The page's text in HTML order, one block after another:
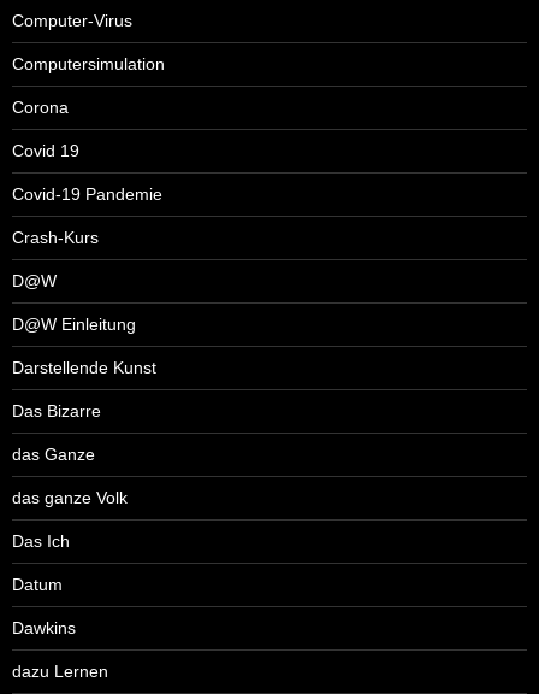
Computer-Virus
Computersimulation
Corona
Covid 19
Covid-19 Pandemie
Crash-Kurs
D@W
D@W Einleitung
Darstellende Kunst
Das Bizarre
das Ganze
das ganze Volk
Das Ich
Datum
Dawkins
dazu Lernen